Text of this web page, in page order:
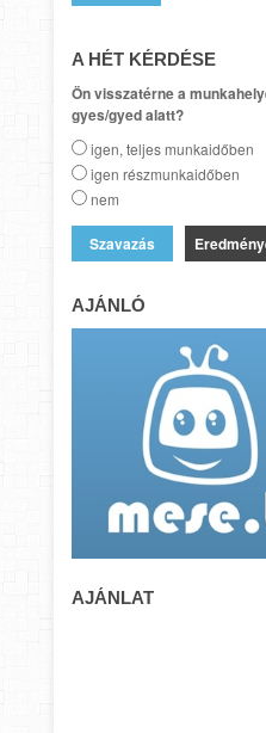
A HÉT KÉRDÉSE
Ön visszatérne a
gyes/gyed alatt?
igen, teljes munkaidőben
igen részmunkaidőben
nem
AJÁNLÓ
AJÁNLAT